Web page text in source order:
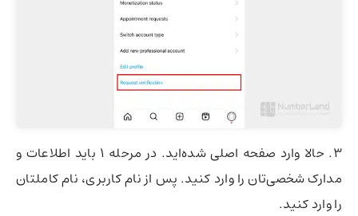
3. حالا وارد صفحه اصلی شده‌اید. در مرحله 1 باید اطلاعات و
مدارک شخصی‌تان را وارد کنید. پس از نام کاربری، نام کاملتان
را وارد کنید.